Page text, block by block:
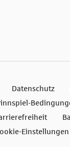
Datenschutz
Einstellungen